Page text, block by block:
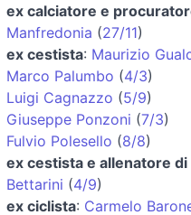
ex calciatore e
Manfredonia (27/11)
ex cestista: Maurizio
Marco Palumbo (4/3)
Luigi Cagnazzo (5/9)
Giuseppe Ponzoni (7/3)
Fulvio Polesello (8/8)
ex cestista e allenatore
Bettarini (4/9)
ex ciclista: Carmelo